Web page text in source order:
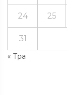
« Тра
24 25
31